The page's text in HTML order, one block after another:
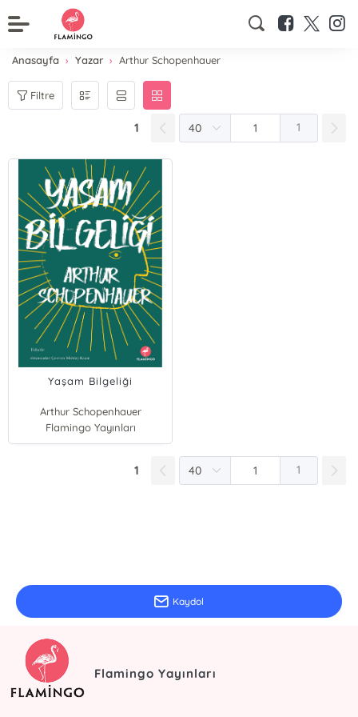
Anasayfa Yazar Arthur Schopenhauer
Filtre
1 1
Yaşam Bilgeliği
Arthur Schopenhauer
Flamingo Yayınları
1 1
Kaydol
Flamingo Yayınları